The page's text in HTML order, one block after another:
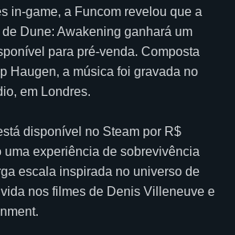
in-game, a Funcom revelou que a
Dune: Awakening ganhará um
para pré-venda. Composta
Haugen, a música foi gravada no
em Londres.
disponível no Steam por R$
uma experiência de sobrevivência
escala inspirada no universo de
nos filmes de Denis Villeneuve e